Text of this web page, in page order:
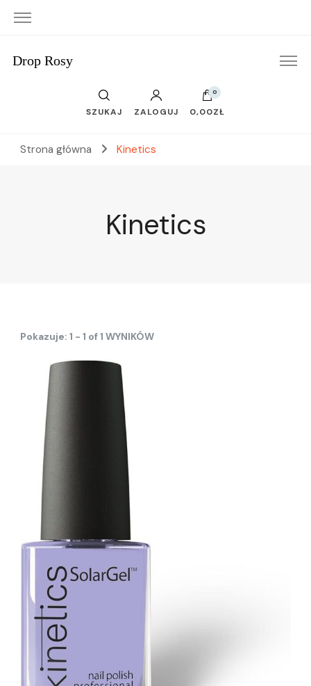
Drop Rosy
SZUKAJ ZALOGUJ
0
0,00ZŁ
Strona główna Kinetics
Kinetics
Pokazuje: 1 - 1 of 1 WYNIKÓW